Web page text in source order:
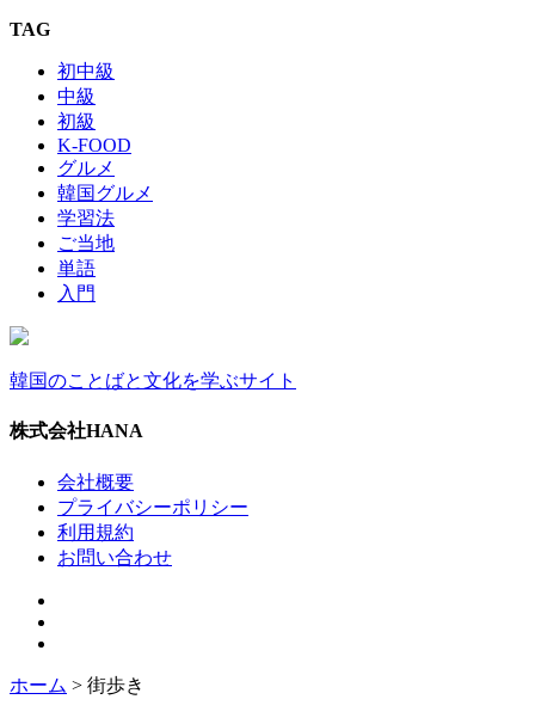
TAG
初中級
中級
初級
K-FOOD
グルメ
韓国グルメ
学習法
ご当地
単語
入門
韓国のことばと文化を学ぶサイト
株式会社HANA
会社概要
プライバシーポリシー
利用規約
お問い合わせ
ホーム > 街歩き